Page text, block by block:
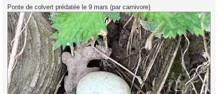
e
Ponte de colvert prédatée le 9 mars (par carnivore)